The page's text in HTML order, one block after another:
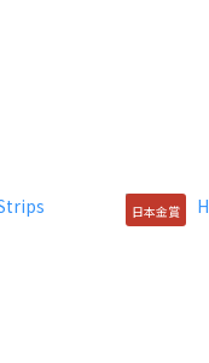
日本金賞